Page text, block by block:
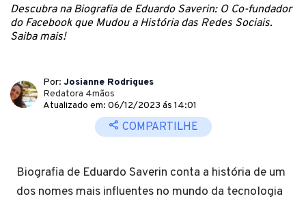
Descubra na Biografia de Eduardo Saverin: O Co-fundador
do Facebook que Mudou a História das Redes Sociais.
Saiba mais!
Por: Josianne Rodrigues
Redatora 4mãos
Atualizado em: 06/12/2023 ás 14:01
COMPARTILHE
Biografia de Eduardo Saverin conta a história de um
dos nomes mais influentes no mundo da tecnologia